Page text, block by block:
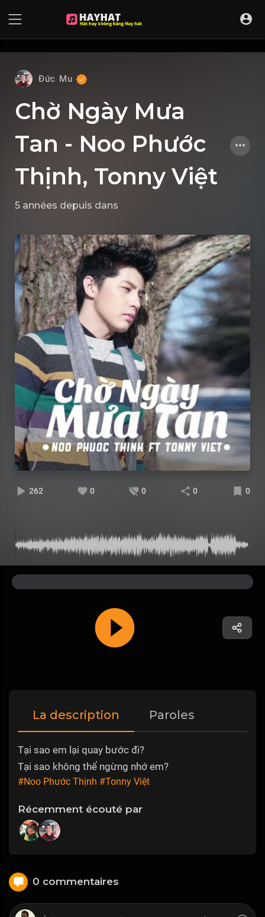
Đức Mu
Chờ Ngày Mưa
Tan - Noo Phước
Thịnh, Tonny Việt
5 années depuis dans
262 0 0 0 0
La description Paroles
Tại sao em lại quay bước đi?
Tại sao không thể ngừng nhớ em?
#Noo Phước Thịnh #Tonny Việt
Récemment écouté par
0 commentaires